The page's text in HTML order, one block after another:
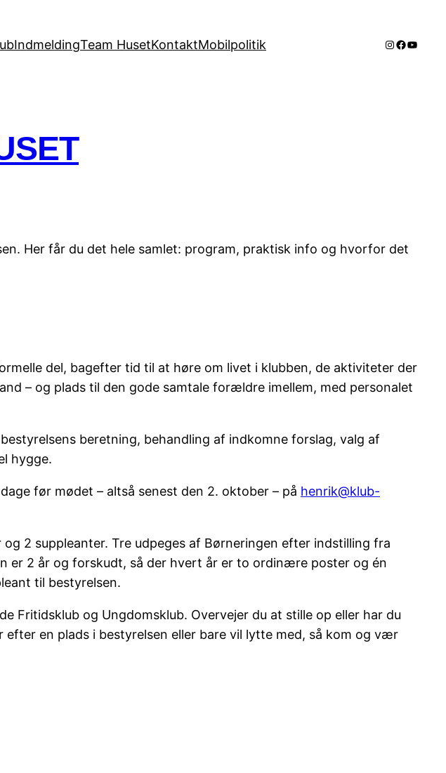
IndmeldingTeam HusetKontaktMobilpolitik Instagram
Her får du det hele samlet: program, praktisk info og hvorfor det
del, bagefter tid til at høre om livet i klubben, de aktiviteter der
– og plads til den gode samtale forældre imellem, med personalet
beretning, behandling af indkomne forslag, valg af
hygge.
før mødet – altså senest den 2. oktober – på henrik@klub-
2 suppleanter. Tre udpeges af Børneringen efter indstilling fra
er 2 år og forskudt, så der hvert år er to ordinære poster og én
til bestyrelsen.
Fritidsklub og Ungdomsklub. Overvejer du at stille op eller har du
efter en plads i bestyrelsen eller bare vil lytte med, så kom og vær